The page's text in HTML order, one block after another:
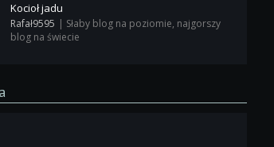
Kocioł jadu
Rafał9595 | Słaby blog na poziomie, najgorszy
blog na świecie